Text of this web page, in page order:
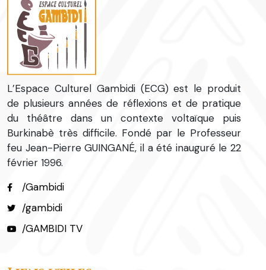
L’Espace Culturel Gambidi (ECG) est le produit
de plusieurs années de réflexions et de pratique
du théâtre dans un contexte voltaïque puis
Burkinabè très difficile. Fondé par le Professeur
feu Jean-Pierre GUINGANÉ, il a été inauguré le 22
février 1996.
/Gambidi
/gambidi
/GAMBIDI TV